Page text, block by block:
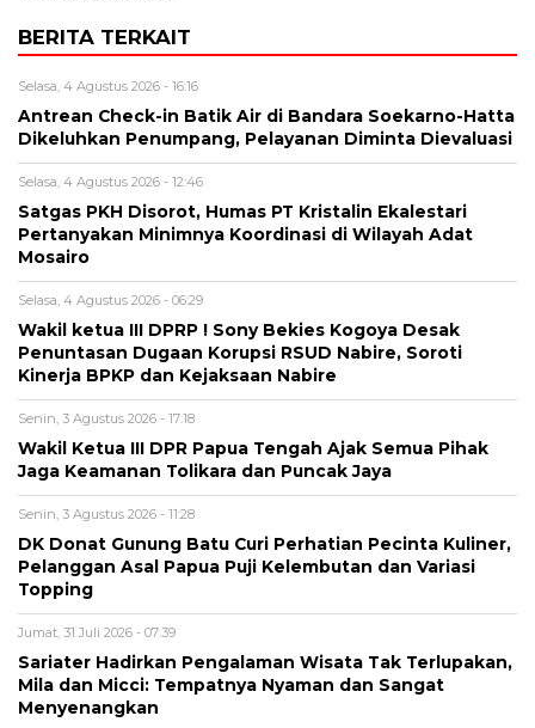
BERITA TERKAIT
Selasa, 4 Agustus 2026 - 16:16
Antrean Check-in Batik Air di Bandara Soekarno-Hatta
Dikeluhkan Penumpang, Pelayanan Diminta Dievaluasi
Selasa, 4 Agustus 2026 - 12:46
Satgas PKH Disorot, Humas PT Kristalin Ekalestari
Pertanyakan Minimnya Koordinasi di Wilayah Adat
Mosairo
Selasa, 4 Agustus 2026 - 06:29
Wakil ketua III DPRP ! Sony Bekies Kogoya Desak
Penuntasan Dugaan Korupsi RSUD Nabire, Soroti
Kinerja BPKP dan Kejaksaan Nabire
Senin, 3 Agustus 2026 - 17:18
Wakil Ketua III DPR Papua Tengah Ajak Semua Pihak
Jaga Keamanan Tolikara dan Puncak Jaya
Senin, 3 Agustus 2026 - 11:28
DK Donat Gunung Batu Curi Perhatian Pecinta Kuliner,
Pelanggan Asal Papua Puji Kelembutan dan Variasi
Topping
Jumat, 31 Juli 2026 - 07:39
Sariater Hadirkan Pengalaman Wisata Tak Terlupakan,
Mila dan Micci: Tempatnya Nyaman dan Sangat
Menyenangkan